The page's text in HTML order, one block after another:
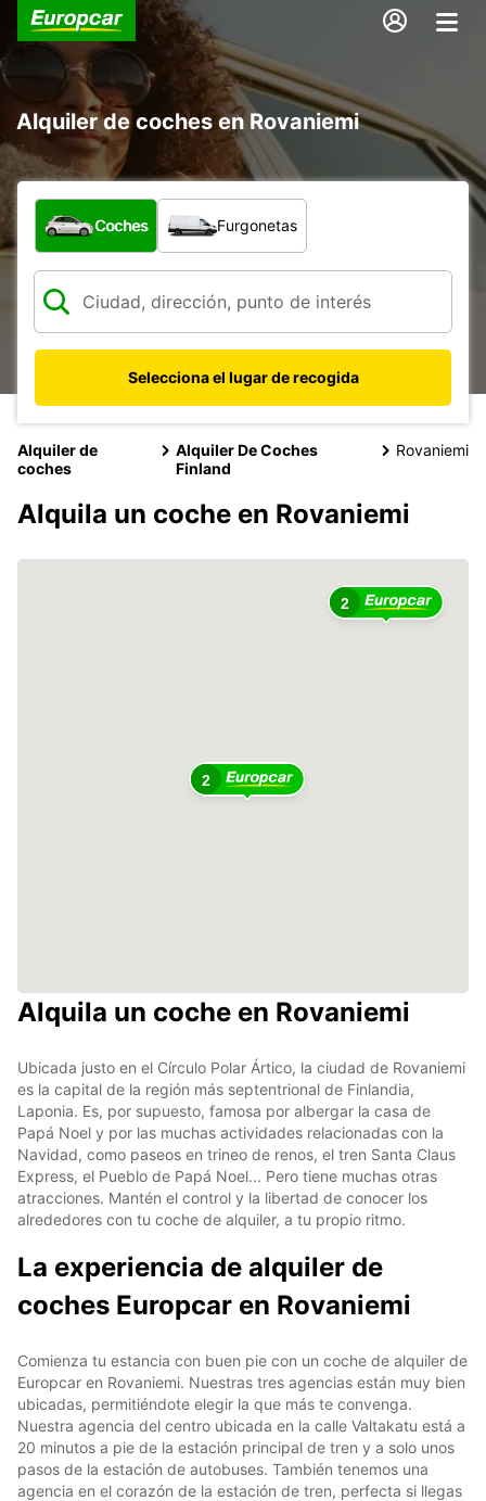
Alquiler de coches en Rovaniemi
¿Qué tipo de vehículo?
Coches Furgonetas
Selecciona el lugar de recogida
Alquiler de
coches
Alquiler De Coches
Finland
Rovaniemi
Alquila un coche en Rovaniemi
2
2
Alquila un coche en Rovaniemi
Ubicada justo en el Círculo Polar Ártico, la ciudad de Rovaniemi
es la capital de la región más septentrional de Finlandia,
Laponia. Es, por supuesto, famosa por albergar la casa de
Papá Noel y por las muchas actividades relacionadas con la
Navidad, como paseos en trineo de renos, el tren Santa Claus
Express, el Pueblo de Papá Noel... Pero tiene muchas otras
atracciones. Mantén el control y la libertad de conocer los
alrededores con tu coche de alquiler, a tu propio ritmo.
La experiencia de alquiler de
coches Europcar en Rovaniemi
Comienza tu estancia con buen pie con un coche de alquiler de
Europcar en Rovaniemi. Nuestras tres agencias están muy bien
ubicadas, permitiéndote elegir la que más te convenga.
Nuestra agencia del centro ubicada en la calle Valtakatu está a
20 minutos a pie de la estación principal de tren y a solo unos
pasos de la estación de autobuses. También tenemos una
agencia en el corazón de la estación de tren, perfecta si llegas